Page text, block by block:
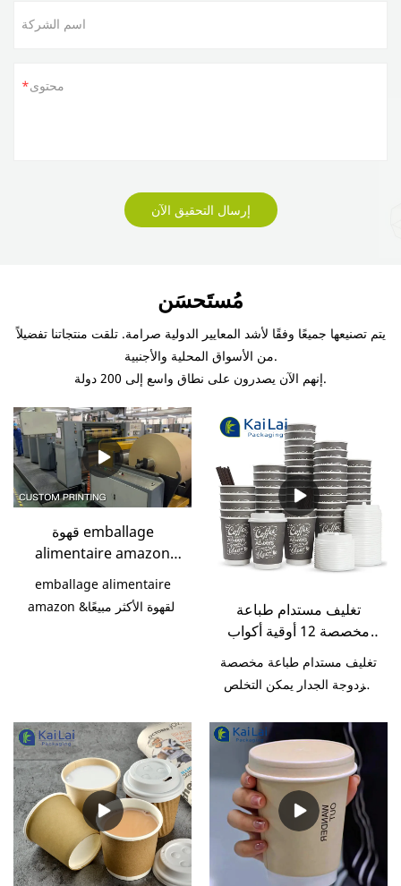
اسم الشركة
محتوى
إرسال التحقيق الآن
مُستَحسَن
يتم تصنيعها جميعًا وفقًا لأشد المعايير الدولية صرامة. تلقت منتجاتنا تفضيلاً
من الأسواق المحلية والأجنبية.
إنهم الآن يصدرون على نطاق واسع إلى 200 دولة.
قهوة emballage
alimentaire amazon
الأكثر مبيعًا حسب الطلب&
مصنعي أطقم الشاي من
الصين | تغليف KaiLai
emballage alimentaire
amazon القهوة الأكثر مبيعًا&
طيبة في السوق. KaiLai
Packaging تلخص عيوب
المنتجات السابقة ، وتحسنها
باستمرار. مواصفات قهوة
emballage alimentaire
amazon الأكثر مبيعًا& يمكن
تخصيص مجموعات الشاي وفقًا
تغليف مستدام طباعة
مخصصة 12 أوقية أكواب
قهوة ورقية مزدوجة الجدار
مع غطاء | تغليف KaiLai
تغليف مستدام طباعة مخصصة
مزدوجة الجدار يمكن التخلص
مقارنة مع المنتجات المماثلة
في السوق ، لديها مزايا بارزة لا
تضاهى من حيث الأداء والجودة
والمظهر وما إلى ذلك ، وتتمتع
بسمعة طيبة في السوق.
KaiLai Packaging يلخص
عيوب المنتجات السابقة ،